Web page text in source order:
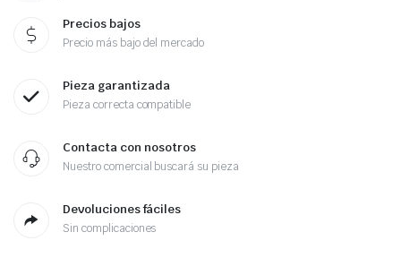
Precios bajos
Precio más bajo del mercado
Pieza garantizada
Pieza correcta compatible
Contacta con nosotros
Nuestro comercial buscará su pieza
Devoluciones fáciles
Sin complicaciones